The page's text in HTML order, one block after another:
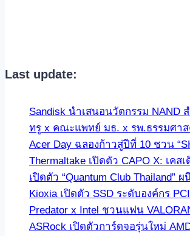
Last update:
Sandisk นำเสนอนวัตกรรม NAND
ทรู x คณะแพทย์ มธ. x รพ.ธรรมศา
Acer Day ฉลองก้าวสู่ปีที่ 10 ชวน
Thermaltake เปิดตัว CAPO X: เค
เปิดตัว “Quantum Club
Kioxia เปิดตัว SSD ระดับองค์กร
Predator x Intel ชวนแฟน
ASRock เปิดตัวการ์ดจอรุ่นใหม่